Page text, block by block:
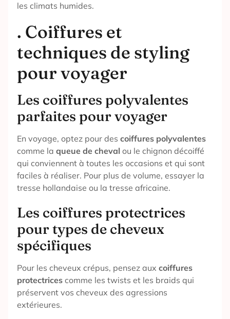
les climats humides.
. Coiffures et
techniques de styling
pour voyager
Les coiffures polyvalentes
parfaites pour voyager
En voyage, optez pour des coiffures polyvalentes
comme la queue de cheval ou le chignon décoiffé
qui conviennent à toutes les occasions et qui sont
faciles à réaliser. Pour plus de volume, essayer la
tresse hollandaise ou la tresse africaine.
Les coiffures protectrices
pour types de cheveux
spécifiques
Pour les cheveux crépus, pensez aux coiffures
protectricescomme les twists et les braids qui
préservent vos cheveux des agressions
extérieures.